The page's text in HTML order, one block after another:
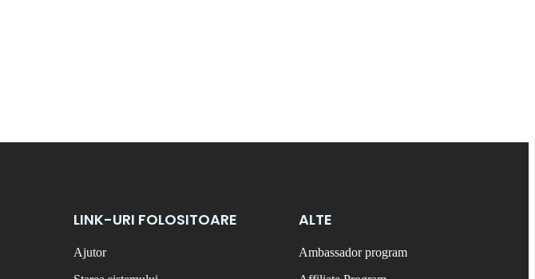
LINK-URI FOLOSITOARE
Ajutor
ALTE
Ambassador program